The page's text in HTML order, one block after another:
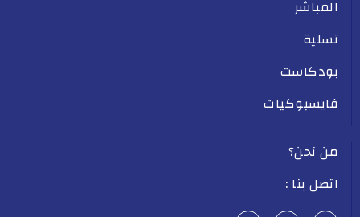
المباشر
تسلية
بودكاست
فايسبوكيات
من نحن؟
اتصل بنا :